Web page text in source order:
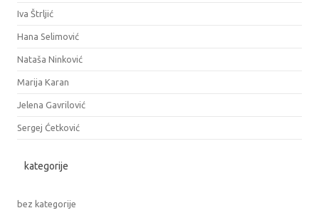
Iva Štrljić
Hana Selimović
Nataša Ninković
Marija Karan
Jelena Gavrilović
Sergej Ćetković
kategorije
bez kategorije